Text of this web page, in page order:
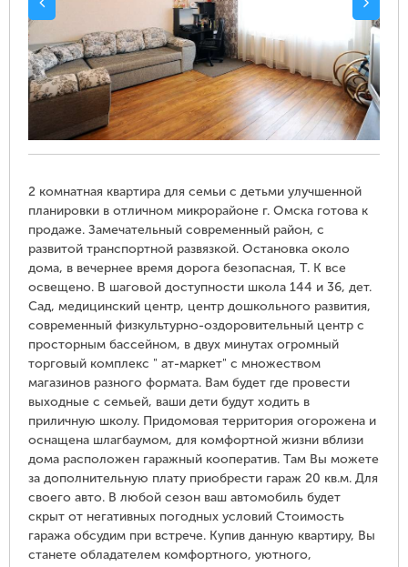
2 комнатная квартира для семьи с детьми улучшенной
планировки в отличном микрорайоне г. Омска готова к
продаже. Замечательный современный район, с
развитой транспортной развязкой. Остановка около
дома, в вечернее время дорога безопасная, Т. К все
освещено. В шаговой доступности школа 144 и 36, дет.
Сад, медицинский центр, центр дошкольного развития,
современный физкультурно-оздоровительный центр с
просторным бассейном, в двух минутах огромный
торговый комплекс " ат-маркет" с множеством
магазинов разного формата. Вам будет где провести
выходные с семьей, ваши дети будут ходить в
приличную школу. Придомовая территория огорожена и
оснащена шлагбаумом, для комфортной жизни вблизи
дома расположен гаражный кооператив. Там Вы можете
за дополнительную плату приобрести гараж 20 кв.м. Для
своего авто. В любой сезон ваш автомобиль будет
скрыт от негативных погодных условий Стоимость
гаража обсудим при встрече. Купив данную квартиру, Вы
станете обладателем комфортного, уютного,